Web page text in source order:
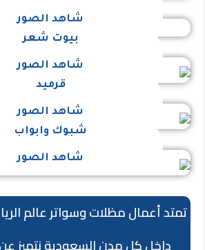
شاهد الصور
بيوت شعر
شاهد الصور
قرميد
شاهد الصور
شبوك وابواب
شاهد الصور